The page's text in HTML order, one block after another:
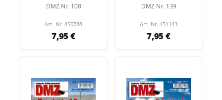
DMZ Nr. 108
Art.-Nr. 450788
7,95 €
DMZ Nr. 139
Art.-Nr. 451143
7,95 €